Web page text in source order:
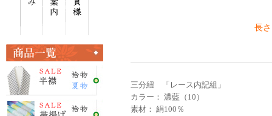
長
三分紐 「レース内記組」
カラー： 濃藍（10）
素材： 絹100％